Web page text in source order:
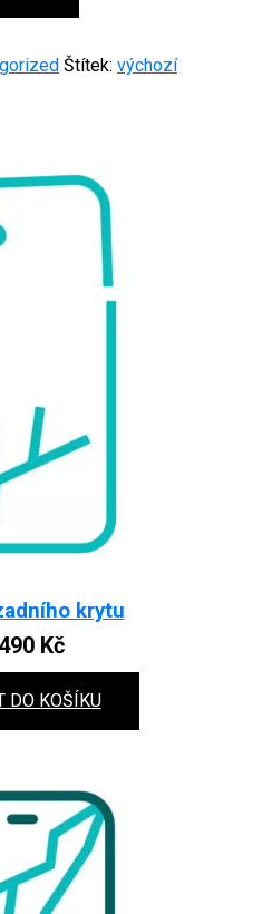
Štítek: výchozí
krytu
Kč
DO KOŠÍKU